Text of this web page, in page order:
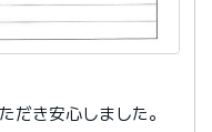
だき安心しました。